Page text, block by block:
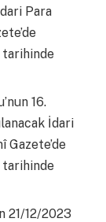
Para
tarihinde
16.
İdari
Gazete’de
tarihinde
21/12/2023